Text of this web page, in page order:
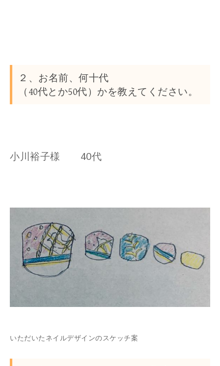
２、お名前、何十代
（40代とか50代）かを教えてください。
小川裕子様 40代
いただいたネイルデザインのスケッチ案